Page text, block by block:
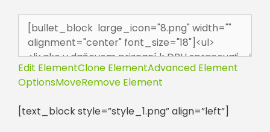
Edit ElementClone ElementAdvanced Element
OptionsMoveRemove Element
[text_block style=”style_1.png” align=”left”]